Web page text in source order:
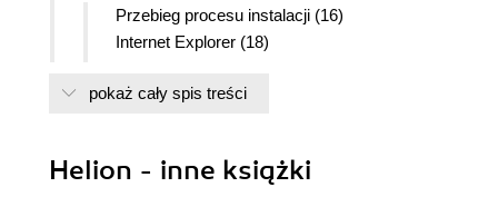
Przebieg procesu instalacji (16)
Internet Explorer (18)
Front Page Express i Kreator publikacji w
Internet dla niewtajemniczonych (24)
pokaż cały spis treści
Helion - inne książki